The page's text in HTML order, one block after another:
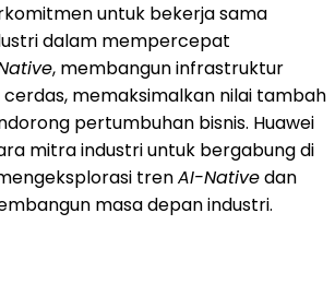
untuk bekerja sama
dalam mempercepat
, membangun infrastruktur
cerdas, memaksimalkan nilai tambah
pertumbuhan bisnis. Huawei
mitra industri untuk bergabung di
trenAI-Nativedan
masa depan industri.